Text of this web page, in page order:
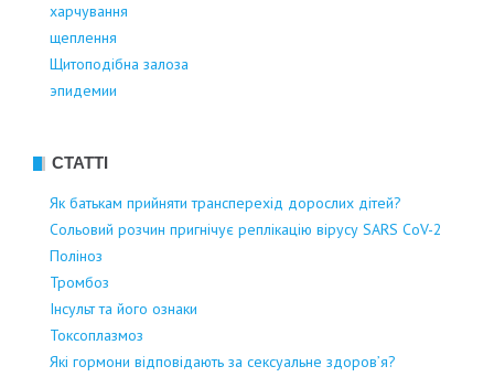
харчування
щеплення
Щитоподібна залоза
эпидемии
СТАТТІ
Як батькам прийняти трансперехід дорослих дітей?
Сольовий розчин пригнічує реплікацію вірусу SARS CoV-2
Поліноз
Тромбоз
Інсульт та його ознаки
Токсоплазмоз
Які гормони відповідають за сексуальне здоров’я?